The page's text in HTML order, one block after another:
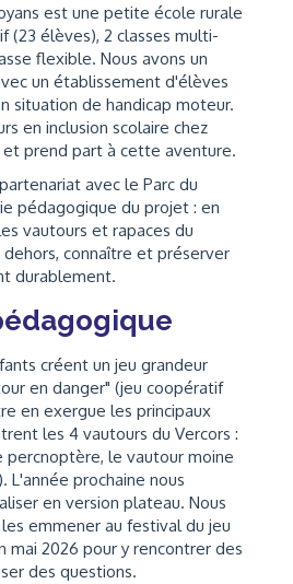
est une petite école rurale
(23 élèves), 2 classes multi-
flexible. Nous avons un
un établissement d'élèves
situation de handicap moteur.
en inclusion scolaire chez
et prend part à cette aventure.
avec le Parc du
pédagogique du projet : en
vautours et rapaces du
dehors, connaître et préserver
durablement.
créent un jeu grandeur
en danger" (jeu coopératif
en exergue les principaux
les 4 vautours du Vercors :
percnoptère, le vautour moine
L'année prochaine nous
en version plateau. Nous
emmener au festival du jeu
mai 2026 pour y rencontrer des
des questions.